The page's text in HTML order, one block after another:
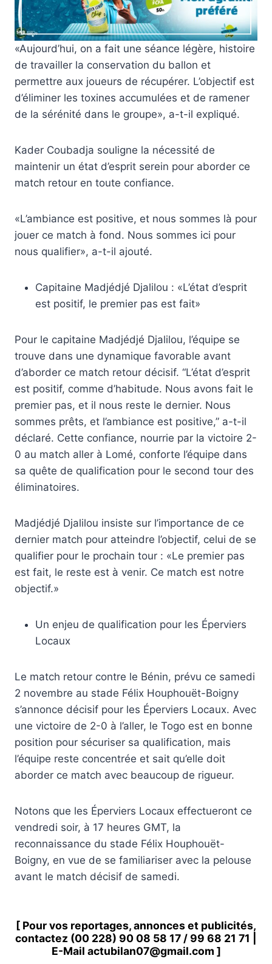
«Aujourd’hui, on a fait une séance légère, histoire
de travailler la conservation du ballon et
permettre aux joueurs de récupérer. L’objectif est
d’éliminer les toxines accumulées et de ramener
de la sérénité dans le groupe», a-t-il expliqué.
Kader Coubadja souligne la nécessité de
maintenir un état d’esprit serein pour aborder ce
match retour en toute confiance.
«L’ambiance est positive, et nous sommes là pour
jouer ce match à fond. Nous sommes ici pour
nous qualifier», a-t-il ajouté.
Capitaine Madjédjé Djalilou : «L’état d’esprit
est positif, le premier pas est fait»
Pour le capitaine Madjédjé Djalilou, l’équipe se
trouve dans une dynamique favorable avant
d’aborder ce match retour décisif. “L’état d’esprit
est positif, comme d’habitude. Nous avons fait le
premier pas, et il nous reste le dernier. Nous
sommes prêts, et l’ambiance est positive,” a-t-il
déclaré. Cette confiance, nourrie par la victoire 2-
0 au match aller à Lomé, conforte l’équipe dans
sa quête de qualification pour le second tour des
éliminatoires.
Madjédjé Djalilou insiste sur l’importance de ce
dernier match pour atteindre l’objectif, celui de se
qualifier pour le prochain tour : «Le premier pas
est fait, le reste est à venir. Ce match est notre
objectif.»
Un enjeu de qualification pour les Éperviers
Locaux
Le match retour contre le Bénin, prévu ce samedi
2 novembre au stade Félix Houphouët-Boigny
s’annonce décisif pour les Éperviers Locaux. Avec
une victoire de 2-0 à l’aller, le Togo est en bonne
position pour sécuriser sa qualification, mais
l’équipe reste concentrée et sait qu’elle doit
aborder ce match avec beaucoup de rigueur.
Notons que les Éperviers Locaux effectueront ce
vendredi soir, à 17 heures GMT, la
reconnaissance du stade Félix Houphouët-
Boigny, en vue de se familiariser avec la pelouse
avant le match décisif de samedi.
[ Pour vos reportages, annonces et publicités,
contactez (00 228) 90 08 58 17 / 99 68 21 71
E-Mail actubilan07@gmail.com ]